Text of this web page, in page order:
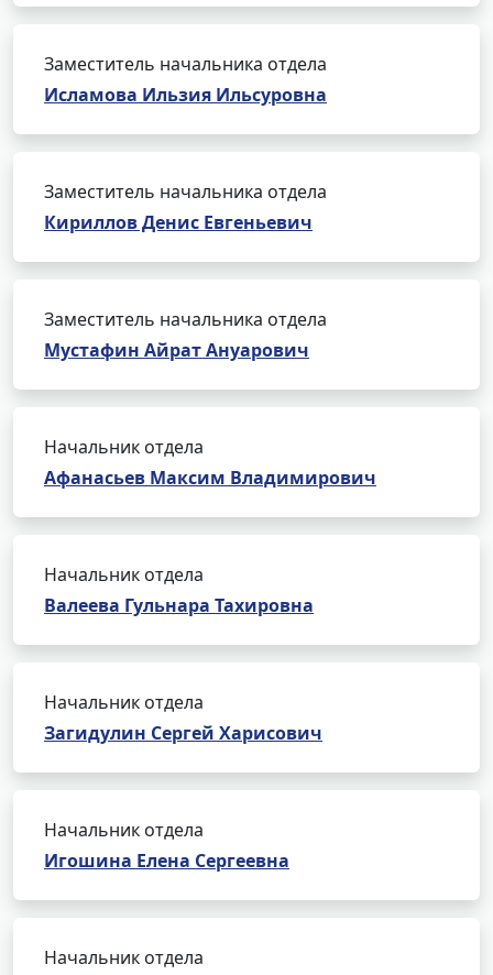
Заместитель начальника отдела
Исламова Ильзия Ильсуровна
Заместитель начальника отдела
Кириллов Денис Евгеньевич
Заместитель начальника отдела
Мустафин Айрат Ануарович
Начальник отдела
Афанасьев Максим Владимирович
Начальник отдела
Валеева Гульнара Тахировна
Начальник отдела
Загидулин Сергей Харисович
Начальник отдела
Игошина Елена Сергеевна
Начальник отдела